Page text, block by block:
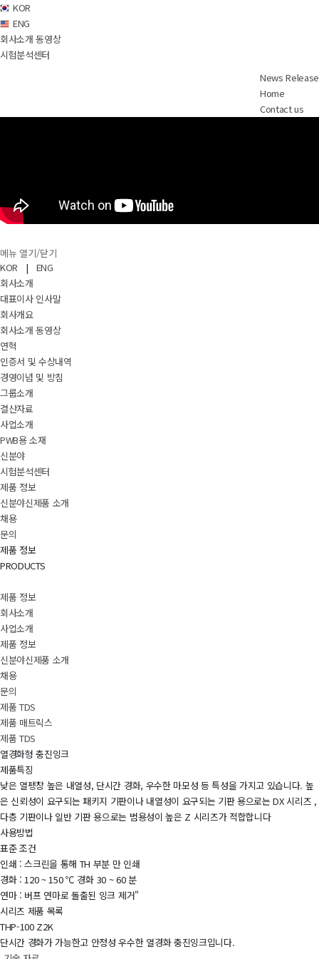
KOR
ENG
회사소개 동영상
시험분석센터
News Release
Home
Contact us
메뉴 열기/닫기
KOR
|
ENG
회사소개
대표이사 인사말
회사개요
회사소개 동영상
연혁
인증서 및 수상내역
경영이념 및 방침
그룹소개
결산자료
사업소개
PWB용 소재
신분야
시험분석센터
제품 정보
신분야신제품 소개
채용
문의
제품 정보
PRODUCTS
제품 정보
회사소개
사업소개
제품 정보
신분야신제품 소개
채용
문의
제품 TDS
제품 매트릭스
제품 TDS
열경화형 충진잉크
제품특징
낮은 열팽창 높은 내열성, 단시간 경화, 우수한 마모성 등 특성을 가지고 있습니다. 높
은 신뢰성이 요구되는 패키지 기판이나 내열성이 요구되는 기판 용으로는 DX 시리즈 ,
다층 기판이나 일반 기판 용으로는 범용성이 높은 Z 시리즈가 적합합니다
사용방법
표준 조건
인쇄 : 스크린을 통해 TH 부분 만 인쇄
경화 : 120 ~ 150 ℃ 경화 30 ~ 60 분
연마 : 버프 연마로 돌출된 잉크 제거"
시리즈 제품 목록
THP-100 Z2K
단시간 경화가 가능한고 안정성 우수한 열경화 충진잉크입니다.